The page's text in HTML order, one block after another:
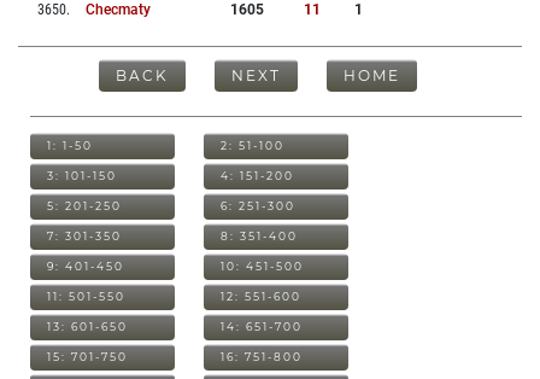
3650. Checmaty 1605 11 1
BACK NEXT HOME
1: 1-50 2: 51-100
3: 101-150 4: 151-200
5: 201-250 6: 251-300
7: 301-350 8: 351-400
9: 401-450 10: 451-500
11: 501-550 12: 551-600
13: 601-650 14: 651-700
15: 701-750 16: 751-800